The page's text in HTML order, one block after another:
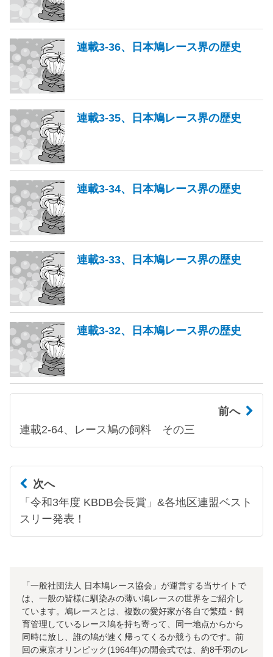
連載3-36、日本鳩レース界の歴史
連載3-35、日本鳩レース界の歴史
連載3-34、日本鳩レース界の歴史
連載3-33、日本鳩レース界の歴史
連載3-32、日本鳩レース界の歴史
前へ
連載2-64、レース鳩の飼料 その三
次へ
「令和3年度 KBDB会長賞」&各地区連盟ベスト
スリー発表！
「一般社団法人 日本鳩レース協会」が運営する当サイトで
は、一般の皆様に馴染みの薄い鳩レースの世界をご紹介し
ています。鳩レースとは、複数の愛好家が各自で繁殖・飼
育管理しているレース鳩を持ち寄って、同一地点からから
同時に放し、誰の鳩が速く帰ってくるか競うものです。前
回の東京オリンピック(1964年)の開会式では、約8千羽のレ